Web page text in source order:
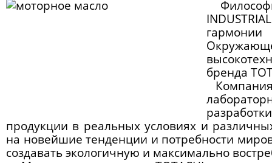
бренда
продукции в реальных условиях и
на новейшие тенденции и потребности
создавать экологичную и максимально